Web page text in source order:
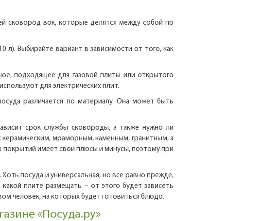
сковород вок, которые делятся между собой по
л). Выбирайте вариант в зависимости от того, как
подходящеедля газовой плиты или открытого
для электрических плит.
различается по материалу. Она может быть
срок службы сковороды, а также нужно ли
мраморным, каменным, гранитным, а
имеет свои плюсы и минусы, поэтому при
посуда и универсальная, но все равно прежде,
плите размещать – от этого будет зависеть
человек, на которых будет готовиться блюдо.
«Посуда.ру»